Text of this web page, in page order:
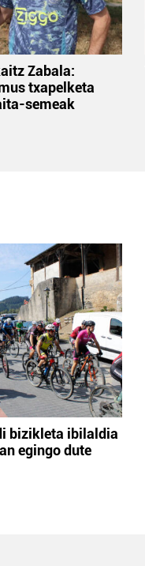
Zabala:
txapelketa
semeak
bizikleta ibilaldia
egingo dute